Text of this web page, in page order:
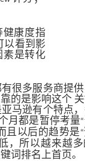
健康度指
以看到影
素是转化
很多服务商提
的是影响这个
马逊有个特点
月都是暂停考量“
且以后的趋势是“
，所以越来越
词排名上首页。